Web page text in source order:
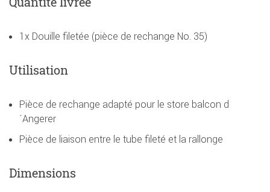
1x Douille filetée (pièce de rechange No. 35)
Utilisation
Pièce de rechange adapté pour le store balcon d
´Angerer
Pièce de liaison entre le tube fileté et la rallonge
Dimensions